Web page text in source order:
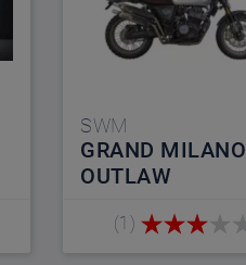
(1)
SWM
GRAND MILANO
OUTLAW